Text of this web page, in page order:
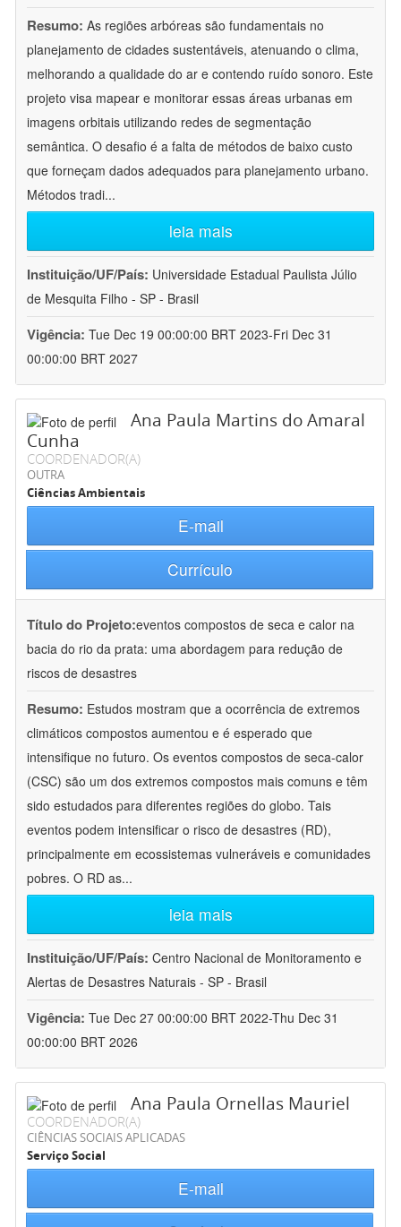
Resumo: As regiões arbóreas são fundamentais no
planejamento de cidades sustentáveis, atenuando o clima,
melhorando a qualidade do ar e contendo ruído sonoro. Este
projeto visa mapear e monitorar essas áreas urbanas em
imagens orbitais utilizando redes de segmentação
semântica. O desafio é a falta de métodos de baixo custo
que forneçam dados adequados para planejamento urbano.
Métodos tradi...
leia mais
Instituição/UF/País: Universidade Estadual Paulista Júlio
de Mesquita Filho - SP - Brasil
Vigência: Tue Dec 19 00:00:00 BRT 2023-Fri Dec 31
00:00:00 BRT 2027
Ana Paula Martins do Amaral
Cunha
COORDENADOR(A)
OUTRA
Ciências Ambientais
E-mail
Currículo
Título do Projeto:eventos compostos de seca e calor na
bacia do rio da prata: uma abordagem para redução de
riscos de desastres
Resumo: Estudos mostram que a ocorrência de extremos
climáticos compostos aumentou e é esperado que
intensifique no futuro. Os eventos compostos de seca-calor
(CSC) são um dos extremos compostos mais comuns e têm
sido estudados para diferentes regiões do globo. Tais
eventos podem intensificar o risco de desastres (RD),
principalmente em ecossistemas vulneráveis e comunidades
pobres. O RD as...
leia mais
Instituição/UF/País: Centro Nacional de Monitoramento e
Alertas de Desastres Naturais - SP - Brasil
Vigência: Tue Dec 27 00:00:00 BRT 2022-Thu Dec 31
00:00:00 BRT 2026
Ana Paula Ornellas Mauriel
COORDENADOR(A)
CIÊNCIAS SOCIAIS APLICADAS
Serviço Social
E-mail